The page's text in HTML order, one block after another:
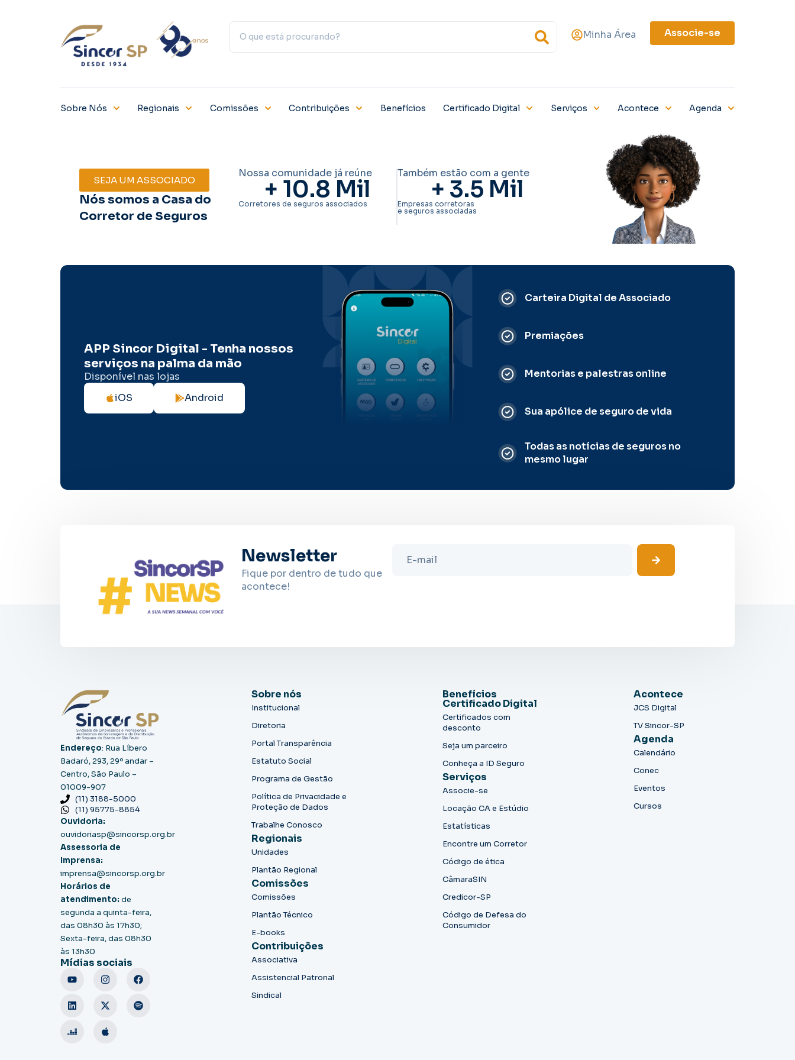
Minha Área Associe-se
Sobre Nós Regionais Comissões Contribuições Benefícios Certificado Digital Serviços Acontece Agenda
SEJA UM ASSOCIADO
Nós somos a Casa do
Corretor de Seguros
Nossa comunidade já reúne
+ 10.8 Mil
Corretores de seguros associados
Também estão com a gente
+ 3.5 Mil
Empresas corretoras
e seguros associadas
APP Sincor Digital - Tenha nossos
serviços na palma da mão
Disponível nas lojas
iOS
Android
Carteira Digital de Associado
Premiações
Mentorias e palestras online
Sua apólice de seguro de vida
Todas as notícias de seguros no
mesmo lugar
Newsletter
Fique por dentro de tudo que
acontece!
Endereço: Rua Líbero
Badaró, 293, 29º andar –
Centro, São Paulo –
01009-907
(11) 3188-5000
(11) 95775-8854
Ouvidoria:
ouvidoriasp@sincorsp.org.br
Assessoria de
Imprensa:
imprensa@sincorsp.org.br
Horários de
atendimento: de
segunda a quinta-feira,
das 08h30 às 17h30;
Sexta-feira, das 08h30
às 13h30
Mídias sociais
Sobre nós
Institucional
Diretoria
Portal Transparência
Estatuto Social
Programa de Gestão
Política de Privacidade e
Proteção de Dados
Trabalhe Conosco
Regionais
Unidades
Plantão Regional
Comissões
Comissões
Plantão Técnico
E-books
Contribuições
Associativa
Assistencial Patronal
Sindical
Benefícios
Certificado Digital
Certificados com
desconto
Seja um parceiro
Conheça a ID Seguro
Serviços
Associe-se
Locação CA e Estúdio
Estatísticas
Encontre um Corretor
Código de ética
CâmaraSIN
Credicor-SP
Código de Defesa do
Consumidor
Acontece
JCS Digital
TV Sincor-SP
Agenda
Calendário
Conec
Eventos
Cursos